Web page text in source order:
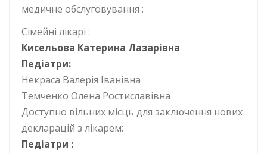
медичне обслуговування :
Сімейні лікарі :
Кисельова Катерина Лазарівна
Педіатри:
Некраса Валерія Іванівна
Темченко Олена Ростиславівна
Доступно вільних місць для заключення нових
декларацій з лікарем:
Педіатри :